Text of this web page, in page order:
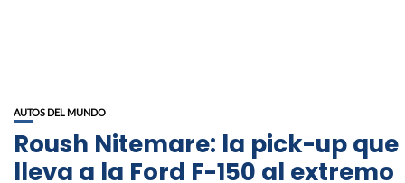
AUTOS DEL MUNDO
Roush Nitemare: la pick-up que
lleva a la Ford F-150 al extremo